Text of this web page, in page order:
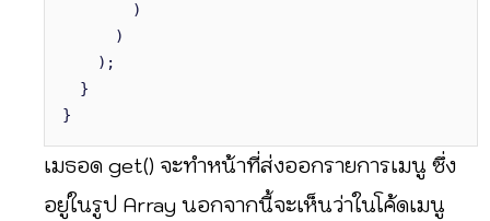
)
)
);
}
}
เมธอด get() จะทำหน้าที่ส่งออกรายการเมนู ซึ่ง
อยู่ในรูป Array นอกจากนี้จะเห็นว่าในโค้ดเมนู